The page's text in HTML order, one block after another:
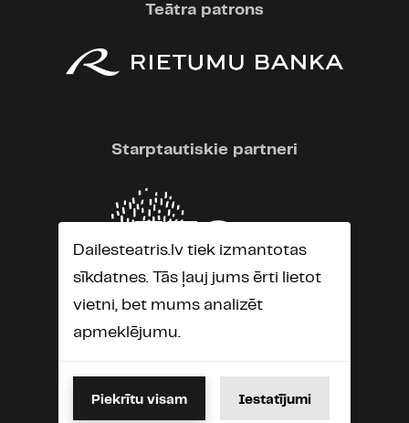
Teātra patrons
Starptautiskie partneri
Dailesteatris.lv tiek izmantotas
sīkdatnes. Tās ļauj jums ērti lietot
vietni, bet mums analizēt
apmeklējumu.
Piekrītu visam Iestatījumi